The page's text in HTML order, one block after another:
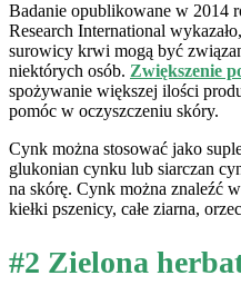
Badanie opublikowane w 2014
Research International
surowicy krwi mogą być
niektórych osób. Zwiększenie
spożywanie większej ilości
pomóc w oczyszczeniu skóry.
Cynk można stosować jako
glukonian cynku lub siarczan
na skórę. Cynk można znaleźć
kiełki pszenicy, całe ziarna,
#2 Zielona